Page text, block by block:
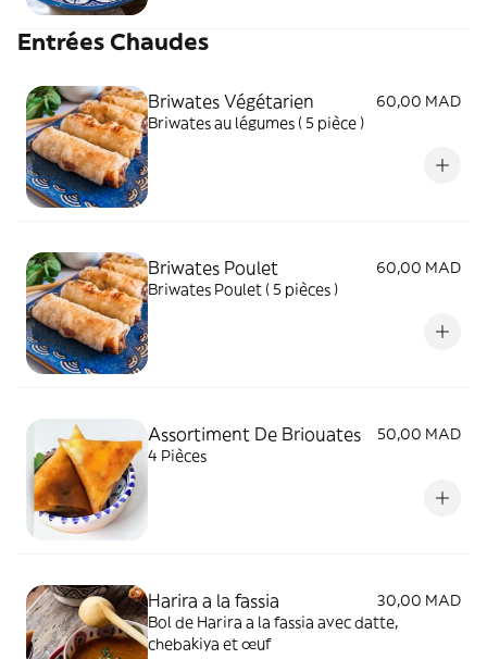
Entrées Chaudes
Briwates Végétarien
60,00 MAD
Briwates au légumes ( 5 pièce )
Briwates Poulet
60,00 MAD
Briwates Poulet ( 5 pièces )
Assortiment De Briouates
50,00 MAD
4 Pièces
Harira a la fassia
30,00 MAD
Bol de Harira a la fassia avec datte,
chebakiya et œuf